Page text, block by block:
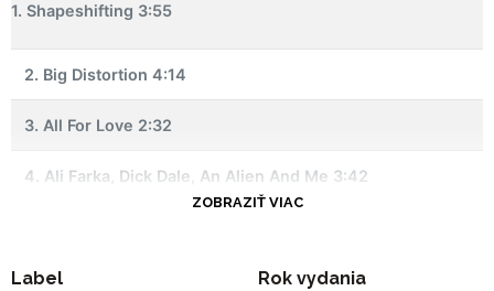
1. Shapeshifting 3:55
2. Big Distortion 4:14
3. All For Love 2:32
4. Ali Farka, Dick Dale, An Alien And Me 3:42
6. Perfect Dust 3:31
ZOBRAZIŤ VIAC
Label
Rok vydania